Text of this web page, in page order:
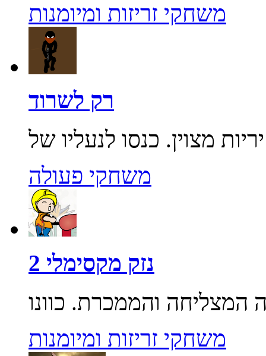
משחקי זריזות ומיומנות
רק לשרוד
משחקי פעולה
נזק מקסימלי 2
משחקי זריזות ומיומנות